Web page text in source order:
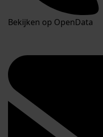
Bekijken op OpenData